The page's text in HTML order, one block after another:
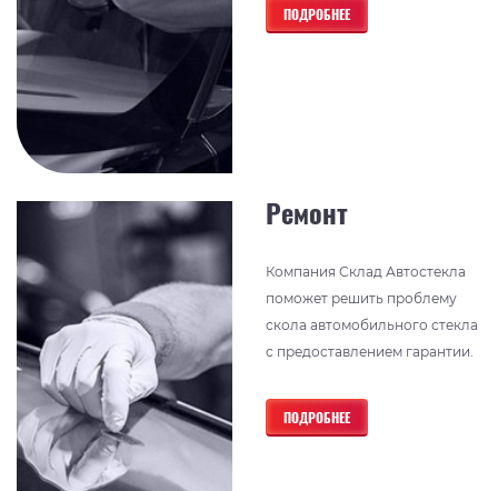
ПОДРОБНЕЕ
Ремонт
Компания Склад Автостекла
поможет решить проблему
скола автомобильного стекла
с предоставлением гарантии.
ПОДРОБНЕЕ